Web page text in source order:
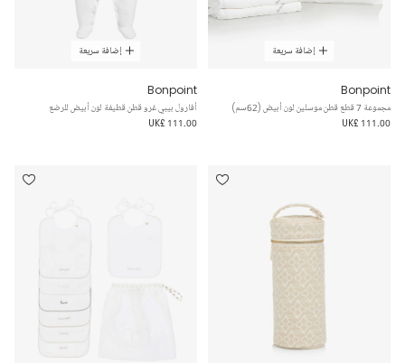
إضافة سريعة
Bonpoint
مجموعة 7 قطع قطن موسلين لون أبيض (62سم)
UK£ 111.00
إضافة سريعة
Bonpoint
أفارول بيبي غرو قطن قطيفة لون أبيض للرضع
UK£ 111.00